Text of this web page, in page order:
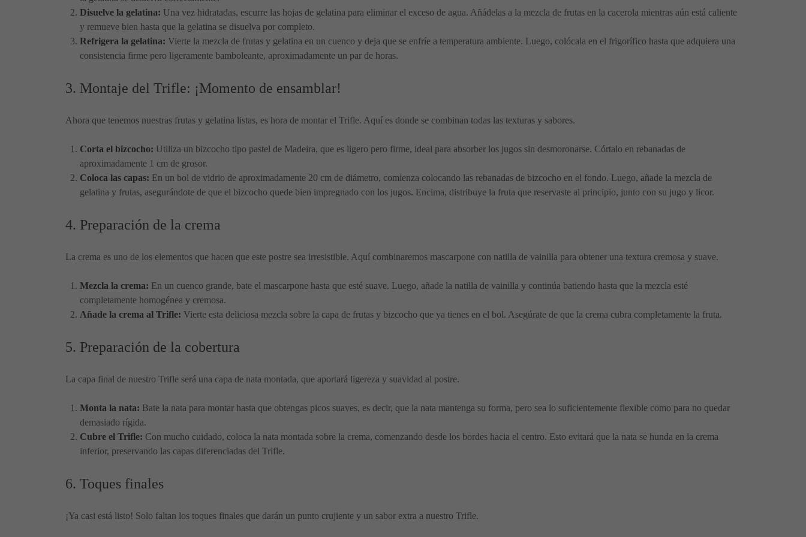
Disuelve la gelatina: Una vez hidratadas, escurre las hojas de gelatina para eliminar el exceso de agua. Añádelas a la mezcla de frutas en la cacerola mientras aún está caliente
y remueve bien hasta que la gelatina se disuelva por completo.
Refrigera la gelatina: Vierte la mezcla de frutas y gelatina en un cuenco y deja que se enfríe a temperatura ambiente. Luego, colócala en el frigorífico hasta que adquiera una
consistencia firme pero ligeramente bamboleante, aproximadamente un par de horas.
3. Montaje del Trifle: ¡Momento de ensamblar!
Ahora que tenemos nuestras frutas y gelatina listas, es hora de montar el Trifle. Aquí es donde se combinan todas las texturas y sabores.
Corta el bizcocho: Utiliza un bizcocho tipo pastel de Madeira, que es ligero pero firme, ideal para absorber los jugos sin desmoronarse. Córtalo en rebanadas de
aproximadamente 1 cm de grosor.
Coloca las capas: En un bol de vidrio de aproximadamente 20 cm de diámetro, comienza colocando las rebanadas de bizcocho en el fondo. Luego, añade la mezcla de
gelatina y frutas, asegurándote de que el bizcocho quede bien impregnado con los jugos. Encima, distribuye la fruta que reservaste al principio, junto con su jugo y licor.
4. Preparación de la crema
La crema es uno de los elementos que hacen que este postre sea irresistible. Aquí combinaremos mascarpone con natilla de vainilla para obtener una textura cremosa y suave.
Mezcla la crema: En un cuenco grande, bate el mascarpone hasta que esté suave. Luego, añade la natilla de vainilla y continúa batiendo hasta que la mezcla esté
completamente homogénea y cremosa.
Añade la crema al Trifle: Vierte esta deliciosa mezcla sobre la capa de frutas y bizcocho que ya tienes en el bol. Asegúrate de que la crema cubra completamente la fruta.
5. Preparación de la cobertura
La capa final de nuestro Trifle será una capa de nata montada, que aportará ligereza y suavidad al postre.
Monta la nata: Bate la nata para montar hasta que obtengas picos suaves, es decir, que la nata mantenga su forma, pero sea lo suficientemente flexible como para no quedar
demasiado rígida.
Cubre el Trifle: Con mucho cuidado, coloca la nata montada sobre la crema, comenzando desde los bordes hacia el centro. Esto evitará que la nata se hunda en la crema
inferior, preservando las capas diferenciadas del Trifle.
6. Toques finales
¡Ya casi está listo! Solo faltan los toques finales que darán un punto crujiente y un sabor extra a nuestro Trifle.